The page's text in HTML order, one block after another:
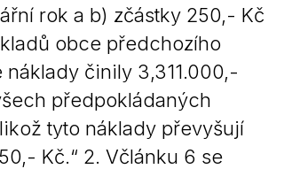
rok a b) zčástky 250,- Kč
obce předchozího
činily 3,311.000,-
předpokládaných
tyto náklady převyšují
Kč.“ 2. Včlánku 6 se